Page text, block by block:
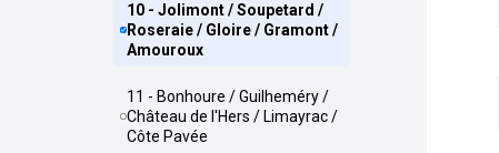
10 - Jolimont / Soupetard /
Roseraie / Gloire / Gramont /
Amouroux
11 - Bonhoure / Guilheméry /
Château de l'Hers / Limayrac /
Côte Pavée